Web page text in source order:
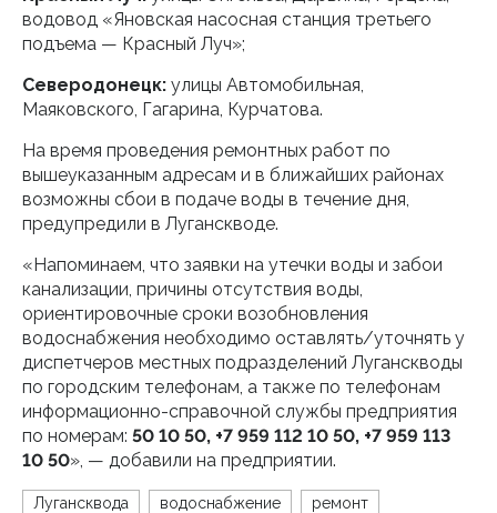
водовод «Яновская насосная станция третьего
подъема — Красный Луч»;
Северодонецк: улицы Автомобильная,
Маяковского, Гагарина, Курчатова.
На время проведения ремонтных работ по
вышеуказанным адресам и в ближайших районах
возможны сбои в подаче воды в течение дня,
предупредили в Луганскводе.
«Напоминаем, что заявки на утечки воды и забои
канализации, причины отсутствия воды,
ориентировочные сроки возобновления
водоснабжения необходимо оставлять/уточнять у
диспетчеров местных подразделений Луганскводы
по городским телефонам, а также по телефонам
информационно-справочной службы предприятия
по номерам: 50 10 50, +7 959 112 10 50, +7 959 113
10 50», — добавили на предприятии.
Лугансквода водоснабжение ремонт